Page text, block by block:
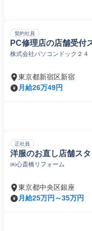
契約社員
PC修理店の店舗受付
株式会社パソコンドック２４
東京都新宿区新宿
月給26万49円
正社員
洋服のお直し店舗ス
㈱心斎橋リフォーム
東京都中央区銀座
月給25万円～35万円